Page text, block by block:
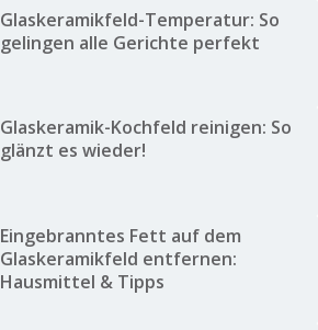
Glaskeramikfeld-Temperatur: So
gelingen alle Gerichte perfekt
Glaskeramik-Kochfeld reinigen: So
glänzt es wieder!
Eingebranntes Fett auf dem
Glaskeramikfeld entfernen:
Hausmittel & Tipps